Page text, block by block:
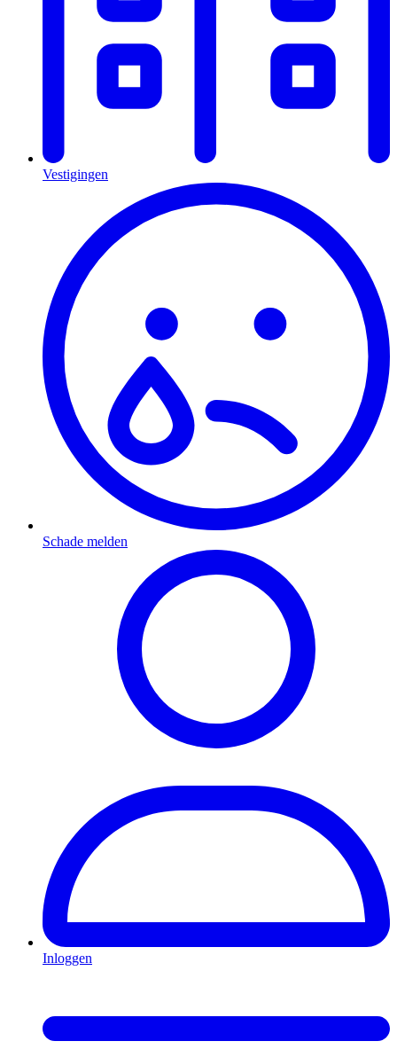
Vestigingen
Schade melden
Inloggen